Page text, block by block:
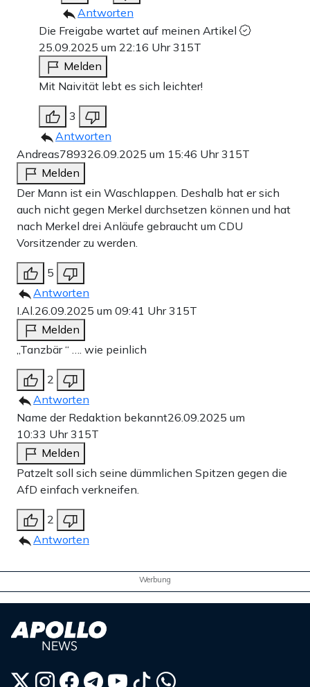
Antworten
Die Freigabe wartet auf meinen Artikel
25.09.2025 um 22:16 Uhr315T
Melden
Mit Naivität lebt es sich leichter!
3
Antworten
Andreas789326.09.2025 um 15:46 Uhr315T
Melden
Der Mann ist ein Waschlappen. Deshalb hat er sich
auch nicht gegen Merkel durchsetzen können und hat
nach Merkel drei Anläufe gebraucht um CDU
Vorsitzender zu werden.
5
Antworten
I.Al. 26.09.2025 um 09:41 Uhr315T
Melden
„Tanzbär “ …. wie peinlich
2
Antworten
Name der Redaktion bekannt26.09.2025 um
10:33 Uhr315T
Melden
Patzelt soll sich seine dümmlichen Spitzen gegen die
AfD einfach verkneifen.
2
Antworten
Werbung